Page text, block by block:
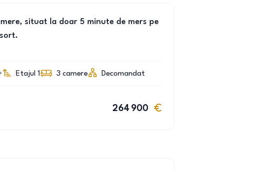
situat la doar 5 minute de mers pe
Etajul 1 3 camere Decomandat
264 900